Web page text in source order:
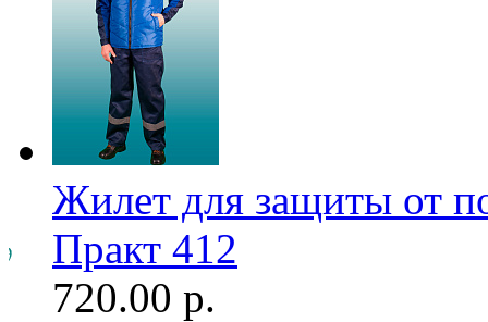
Жилет для защиты от
Практ 412
720.00 р.